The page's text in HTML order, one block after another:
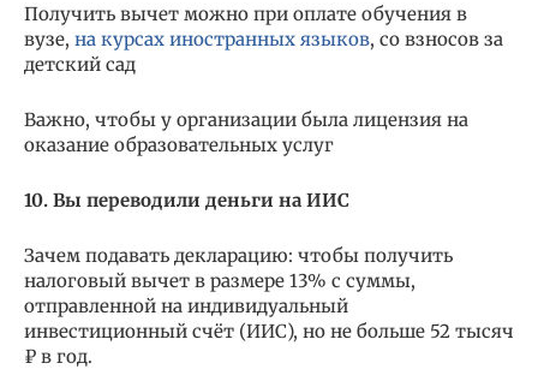
Получить вычет можно при оплате обучения в
вузе, на курсах иностранных языков, со взносов за
детский сад
Важно, чтобы у организации была лицензия на
оказание образовательных услуг
10. Вы переводили деньги на ИИС
Зачем подавать декларацию: чтобы получить
налоговый вычет в размере 13% с суммы,
отправленной на индивидуальный
инвестиционный счёт (ИИС), но не больше 52 тысяч
₽ в год.